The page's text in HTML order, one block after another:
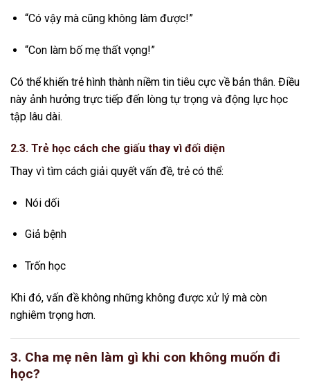
“Có vậy mà cũng không làm được!”
“Con làm bố mẹ thất vọng!”
Có thể khiến trẻ hình thành niềm tin tiêu cực về bản thân. Điều
này ảnh hưởng trực tiếp đến lòng tự trọng và động lực học
tập lâu dài.
2.3. Trẻ học cách che giấu thay vì đối diện
Thay vì tìm cách giải quyết vấn đề, trẻ có thể:
Nói dối
Giả bệnh
Trốn học
Khi đó, vấn đề không những không được xử lý mà còn
nghiêm trọng hơn.
3. Cha mẹ nên làm gì khi con không muốn đi
học?